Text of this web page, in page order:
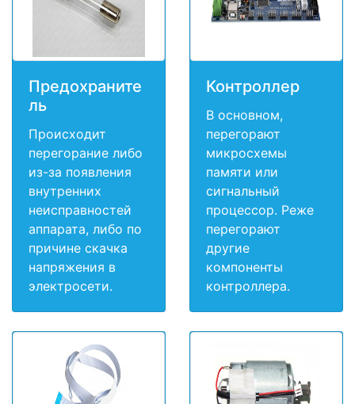
Предохраните
ль
Происходит
перегорание либо
из-за появления
внутренних
неисправностей
аппарата, либо по
причине скачка
напряжения в
электросети.
Контроллер
В основном,
перегорают
микросхемы
памяти или
сигнальный
процессор. Реже
перегорают
другие
компоненты
контроллера.